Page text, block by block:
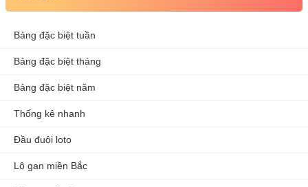
Bảng đặc biệt tuần
Bảng đặc biệt tháng
Bảng đặc biệt năm
Thống kê nhanh
Đầu đuôi loto
Lô gan miền Bắc